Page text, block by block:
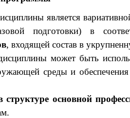
является
подготовки) в
, входящей состав в
может быть
среды и обеспечения
основной